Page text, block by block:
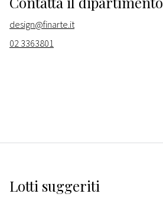
design@finarte.it
02 3363801
Lotti suggeriti